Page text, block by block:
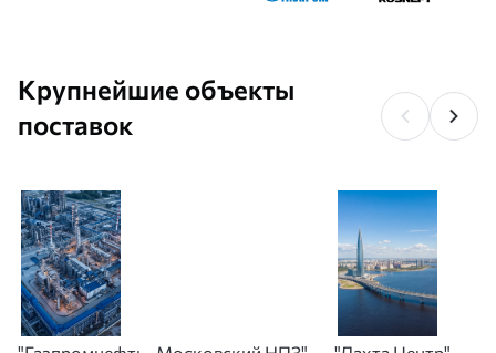
Крупнейшие объекты
поставок